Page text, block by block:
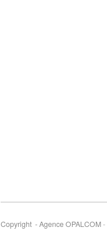
Copyright - Agence OPALCOM-